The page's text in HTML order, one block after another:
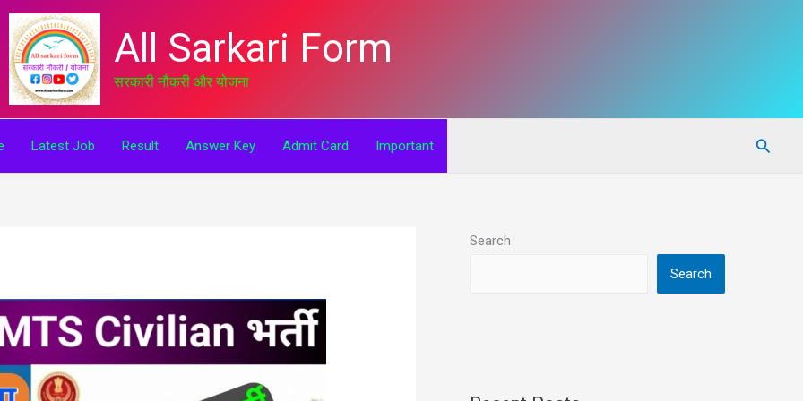
All Sarkari Form
सरकारी नौकरी और योजना
Latest Job Result Answer Key Admit Card Important
Search
Search